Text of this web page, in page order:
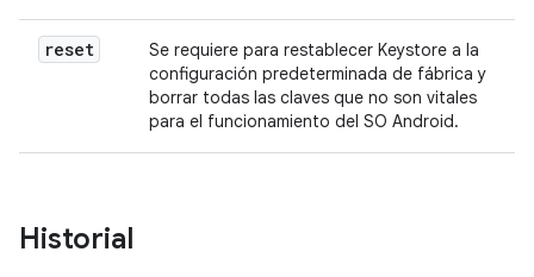
reset
Se requiere para restablecer Keystore a la
configuración predeterminada de fábrica y
borrar todas las claves que no son vitales
para el funcionamiento del SO Android.
Historial